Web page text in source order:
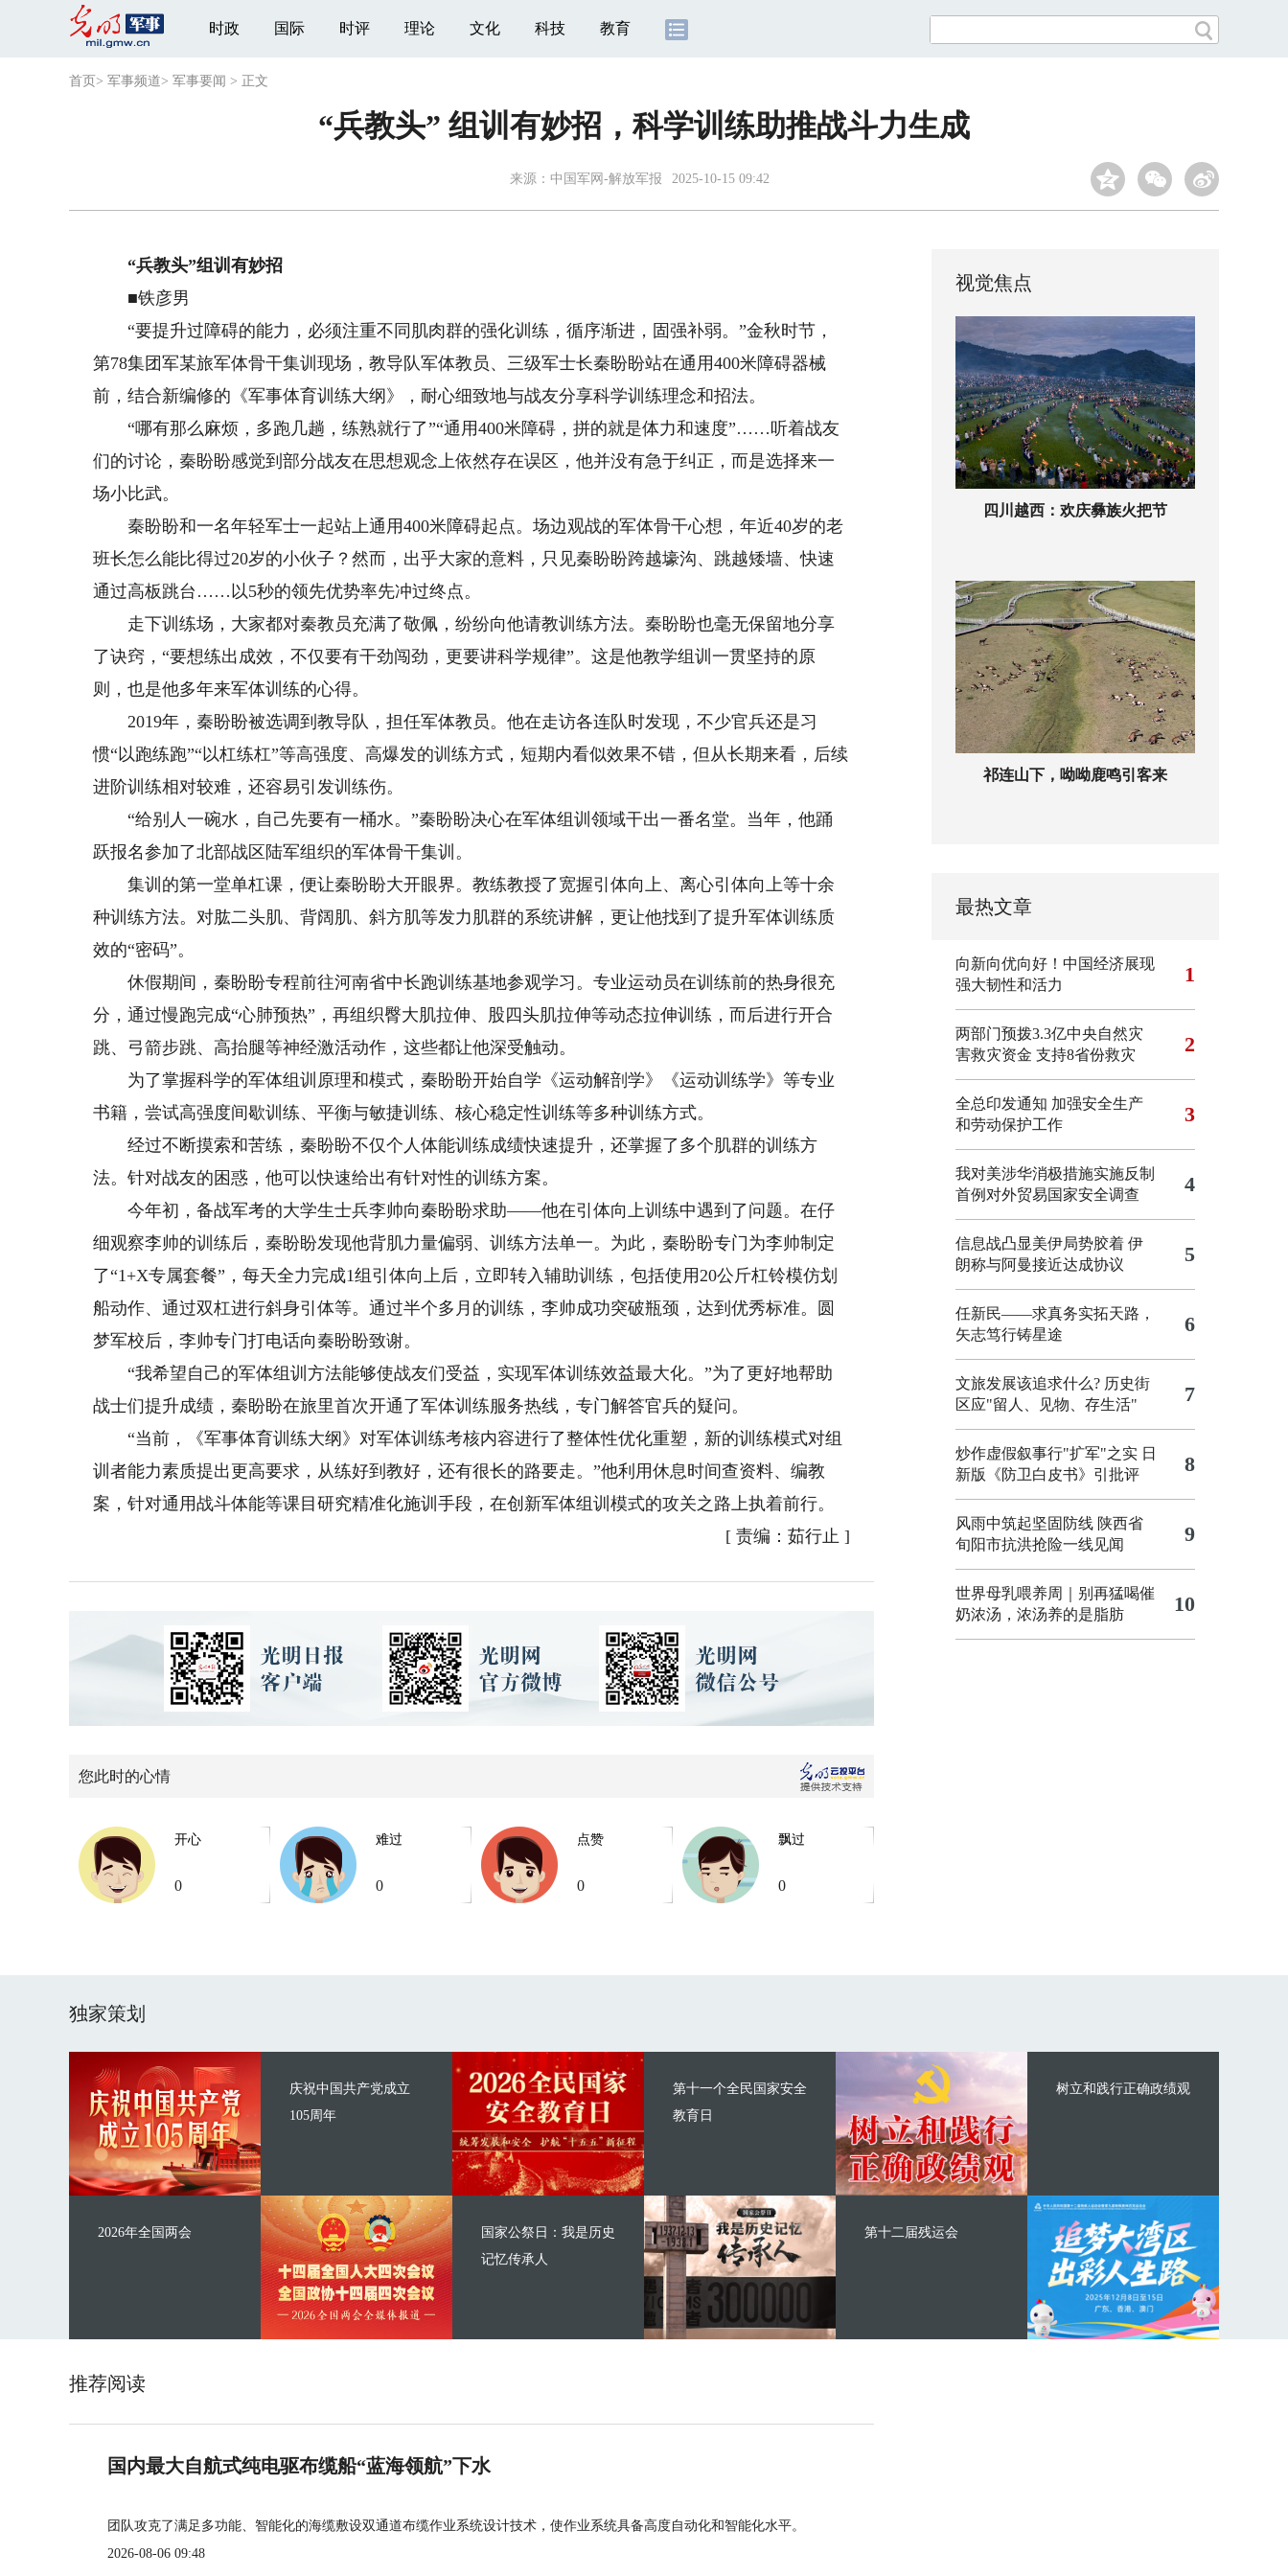
时政 国际 时评 理论 文化 科技 教育
首页 > 军事频道> 军事要闻 > 正文
“兵教头” 组训有妙招，科学训练助推战斗力生成
来源： 中国军网-解放军报 2025-10-15 09:42
“兵教头”组训有妙招
■铁彦男
“要提升过障碍的能力，必须注重不同肌肉群的强化训练，循序渐进，固强补弱。”金秋时节，
第78集团军某旅军体骨干集训现场，教导队军体教员、三级军士长秦盼盼站在通用400米障碍器械
前，结合新编修的《军事体育训练大纲》，耐心细致地与战友分享科学训练理念和招法。
“哪有那么麻烦，多跑几趟，练熟就行了”“通用400米障碍，拼的就是体力和速度”……听着战友
们的讨论，秦盼盼感觉到部分战友在思想观念上依然存在误区，他并没有急于纠正，而是选择来一
场小比武。
秦盼盼和一名年轻军士一起站上通用400米障碍起点。场边观战的军体骨干心想，年近40岁的老
班长怎么能比得过20岁的小伙子？然而，出乎大家的意料，只见秦盼盼跨越壕沟、跳越矮墙、快速
通过高板跳台……以5秒的领先优势率先冲过终点。
走下训练场，大家都对秦教员充满了敬佩，纷纷向他请教训练方法。秦盼盼也毫无保留地分享
了诀窍，“要想练出成效，不仅要有干劲闯劲，更要讲科学规律”。这是他教学组训一贯坚持的原
则，也是他多年来军体训练的心得。
2019年，秦盼盼被选调到教导队，担任军体教员。他在走访各连队时发现，不少官兵还是习
惯“以跑练跑”“以杠练杠”等高强度、高爆发的训练方式，短期内看似效果不错，但从长期来看，后续
进阶训练相对较难，还容易引发训练伤。
“给别人一碗水，自己先要有一桶水。”秦盼盼决心在军体组训领域干出一番名堂。当年，他踊
跃报名参加了北部战区陆军组织的军体骨干集训。
集训的第一堂单杠课，便让秦盼盼大开眼界。教练教授了宽握引体向上、离心引体向上等十余
种训练方法。对肱二头肌、背阔肌、斜方肌等发力肌群的系统讲解，更让他找到了提升军体训练质
效的“密码”。
休假期间，秦盼盼专程前往河南省中长跑训练基地参观学习。专业运动员在训练前的热身很充
分，通过慢跑完成“心肺预热”，再组织臀大肌拉伸、股四头肌拉伸等动态拉伸训练，而后进行开合
跳、弓箭步跳、高抬腿等神经激活动作，这些都让他深受触动。
为了掌握科学的军体组训原理和模式，秦盼盼开始自学《运动解剖学》《运动训练学》等专业
书籍，尝试高强度间歇训练、平衡与敏捷训练、核心稳定性训练等多种训练方式。
经过不断摸索和苦练，秦盼盼不仅个人体能训练成绩快速提升，还掌握了多个肌群的训练方
法。针对战友的困惑，他可以快速给出有针对性的训练方案。
今年初，备战军考的大学生士兵李帅向秦盼盼求助——他在引体向上训练中遇到了问题。在仔
细观察李帅的训练后，秦盼盼发现他背肌力量偏弱、训练方法单一。为此，秦盼盼专门为李帅制定
了“1+X专属套餐”，每天全力完成1组引体向上后，立即转入辅助训练，包括使用20公斤杠铃模仿划
船动作、通过双杠进行斜身引体等。通过半个多月的训练，李帅成功突破瓶颈，达到优秀标准。圆
梦军校后，李帅专门打电话向秦盼盼致谢。
“我希望自己的军体组训方法能够使战友们受益，实现军体训练效益最大化。”为了更好地帮助
战士们提升成绩，秦盼盼在旅里首次开通了军体训练服务热线，专门解答官兵的疑问。
“当前，《军事体育训练大纲》对军体训练考核内容进行了整体性优化重塑，新的训练模式对组
训者能力素质提出更高要求，从练好到教好，还有很长的路要走。”他利用休息时间查资料、编教
案，针对通用战斗体能等课目研究精准化施训手段，在创新军体组训模式的攻关之路上执着前行。
[ 责编：茹行止 ]
您此时的心情
开心
0
难过
0
点赞
0
飘过
0
视觉焦点
四川越西：欢庆彝族火把节
祁连山下，呦呦鹿鸣引客来
最热文章
向新向优向好！中国经济展现
强大韧性和活力
1
两部门预拨3.3亿中央自然灾
害救灾资金 支持8省份救灾
2
全总印发通知 加强安全生产
和劳动保护工作
3
我对美涉华消极措施实施反制
首例对外贸易国家安全调查
4
信息战凸显美伊局势胶着 伊
朗称与阿曼接近达成协议
5
任新民——求真务实拓天路，
矢志笃行铸星途
6
文旅发展该追求什么? 历史街
区应"留人、见物、存生活"
7
炒作虚假叙事行"扩军"之实 日
新版《防卫白皮书》引批评
8
风雨中筑起坚固防线 陕西省
旬阳市抗洪抢险一线见闻
9
世界母乳喂养周｜别再猛喝催
奶浓汤，浓汤养的是脂肪
10
独家策划
庆祝中国共产党成立
105周年
2026年全国两会
第十一个全民国家安全
教育日
国家公祭日：我是历史
记忆传承人
树立和践行正确政绩观
第十二届残运会
推荐阅读
国内最大自航式纯电驱布缆船“蓝海领航”下水
团队攻克了满足多功能、智能化的海缆敷设双通道布缆作业系统设计技术，使作业系统具备高度自动化和智能化水平。
2026-08-06 09:48